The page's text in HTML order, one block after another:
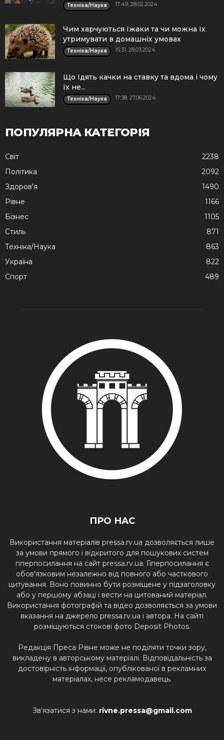
Техніка/Наука 17:49, 28.02.2024
Чим харчуються їжаки та чи можна їх
утримувати в домашніх умовах
Техніка/Наука 15:31, 28.03.2024
Що їдять качки на ставку та вдома і чому
їх не...
Техніка/Наука 17:38, 27.06.2024
ПОПУЛЯРНА КАТЕГОРІЯ
Cвіт
2238
Політика
2092
Здоров'я
1490
Рівне
1166
Бізнес
1105
Стиль
871
Техніка/Наука
863
Україна
822
Спорт
489
ПРО НАС
Використання матеріалів pressa.rv.ua дозволяється лише
за умови прямого і відкритого для пошукових систем
гіперпосилання на сайт pressa.rv.ua. Гіперпосилання є
обов'язковим незалежно від повного або часткового
цитування. Воно повинно бути розміщене у підзаголовку
або у першому абзаці і вести на цитований матеріал.
Використання фотографій та відео дозволяється за умови
вказання на джерело pressa.rv.ua і автора. На сайті
розміщуються стокові фото Deposit Photos.
Редакція Преса Рівне може не поділяти точки зору,
викладену в авторському матеріалі. Відповідальність за
достовірність інформації, опублікованої в рекламних
матеріалах, несе рекламодавець.
Зв'язатися з нами: rivne.pressa@gmail.com